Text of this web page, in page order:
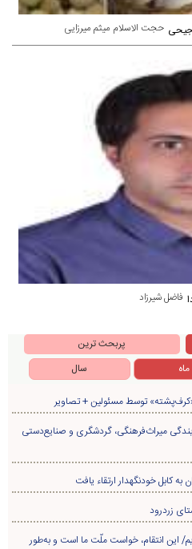
حجت الاسلام میثم میرزایی
فاضل شیرزاد
پربحث ترین
ماه سال
توسط مسئولین + تصاویر
میراث‌فرهنگی، گردشگری و صنایع‌دستی
زردرود
این انتقام، خواست ملّت ما است و به‌طور